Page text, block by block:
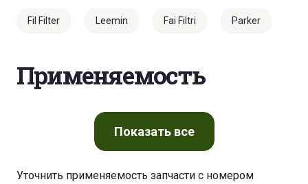
Fil Filter Leemin Fai Filtri Parker
Применяемость
Показатьвсе
Уточнить применяемость запчасти с номером